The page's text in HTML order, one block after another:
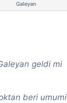
Galeyan
geldi mi
beri umumi